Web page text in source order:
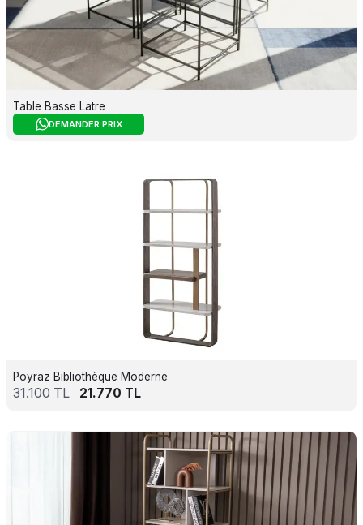
Table Basse Latre
DEMANDER PRIX
Poyraz Bibliothèque Moderne
31.100TL 21.770 TL